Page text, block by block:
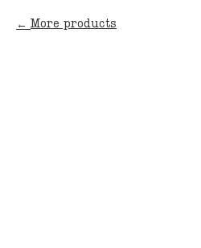
More products